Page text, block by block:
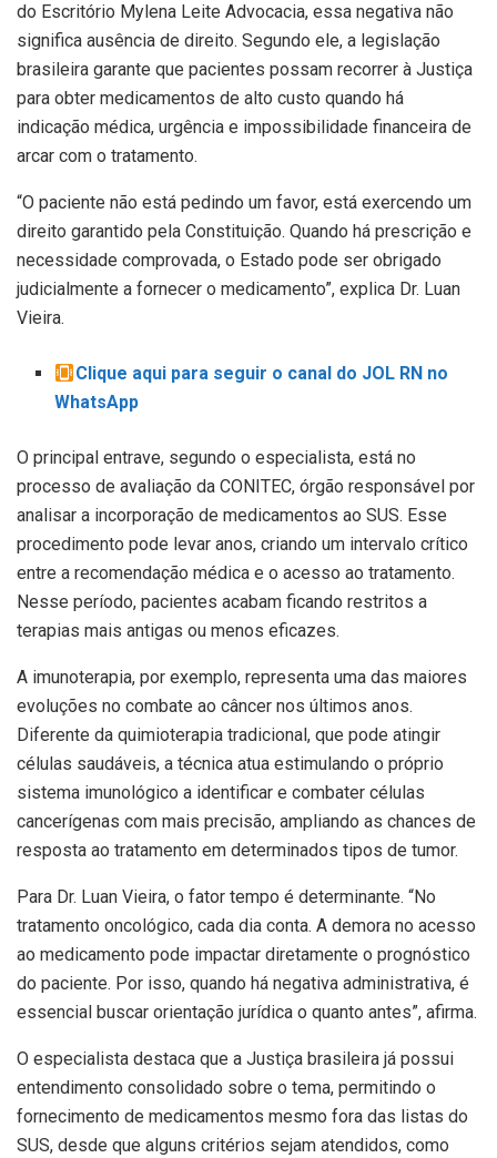
do Escritório Mylena Leite Advocacia, essa negativa não
significa ausência de direito. Segundo ele, a legislação
brasileira garante que pacientes possam recorrer à Justiça
para obter medicamentos de alto custo quando há
indicação médica, urgência e impossibilidade financeira de
arcar com o tratamento.
“O paciente não está pedindo um favor, está exercendo um
direito garantido pela Constituição. Quando há prescrição e
necessidade comprovada, o Estado pode ser obrigado
judicialmente a fornecer o medicamento”, explica Dr. Luan
Vieira.
Clique aqui para seguir o canal do JOL RN no
WhatsApp
O principal entrave, segundo o especialista, está no
processo de avaliação da CONITEC, órgão responsável por
analisar a incorporação de medicamentos ao SUS. Esse
procedimento pode levar anos, criando um intervalo crítico
entre a recomendação médica e o acesso ao tratamento.
Nesse período, pacientes acabam ficando restritos a
terapias mais antigas ou menos eficazes.
A imunoterapia, por exemplo, representa uma das maiores
evoluções no combate ao câncer nos últimos anos.
Diferente da quimioterapia tradicional, que pode atingir
células saudáveis, a técnica atua estimulando o próprio
sistema imunológico a identificar e combater células
cancerígenas com mais precisão, ampliando as chances de
resposta ao tratamento em determinados tipos de tumor.
Para Dr. Luan Vieira, o fator tempo é determinante. “No
tratamento oncológico, cada dia conta. A demora no acesso
ao medicamento pode impactar diretamente o prognóstico
do paciente. Por isso, quando há negativa administrativa, é
essencial buscar orientação jurídica o quanto antes”, afirma.
O especialista destaca que a Justiça brasileira já possui
entendimento consolidado sobre o tema, permitindo o
fornecimento de medicamentos mesmo fora das listas do
SUS, desde que alguns critérios sejam atendidos, como